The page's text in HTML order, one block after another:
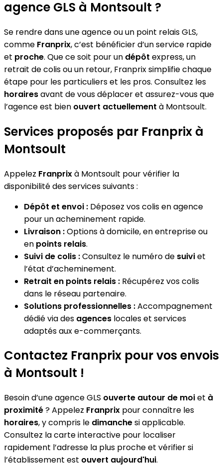
agence GLS à Montsoult ?
Se rendre dans une agence ou un point relais GLS,
comme Franprix, c’est bénéficier d’un service rapide
et proche. Que ce soit pour un dépôt express, un
retrait de colis ou un retour, Franprix simplifie chaque
étape pour les particuliers et les pros. Consultez les
horairesavant de vous déplacer et assurez-vous que
l’agence est bien ouvert actuellement à Montsoult.
Services proposés par Franprix à
Montsoult
Appelez Franprixà Montsoult pour vérifier la
disponibilité des services suivants :
Dépôt et envoi : Déposez vos colis en agence
pour un acheminement rapide.
Livraison :Options à domicile, en entreprise ou
en points relais.
Suivi de colis :Consultez le numéro de suiviet
l’état d’acheminement.
Retrait en points relais : Récupérez vos colis
dans le réseau partenaire.
Solutions professionnelles :Accompagnement
dédié via des agences locales et services
adaptés aux e-commerçants.
Contactez Franprix pour vos envois
à Montsoult !
Besoin d’une agence GLS ouverte autour de moiet à
proximité? Appelez Franprix pour connaître les
horaires, y compris le dimanchesi applicable.
Consultez la carte interactive pour localiser
rapidement l’adresse la plus proche et vérifier si
l’établissement est ouvert aujourd'hui.